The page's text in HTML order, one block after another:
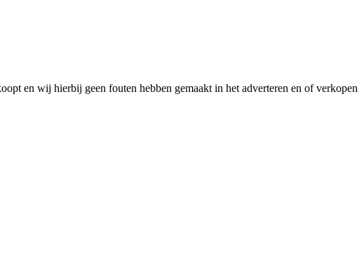
en wij hierbij geen fouten hebben gemaakt in het adverteren en of verkopen